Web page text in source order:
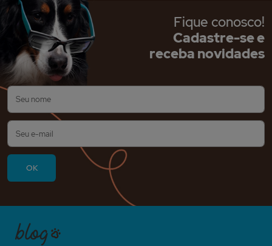
Fique conosco!
Cadastre-se e
receba novidades